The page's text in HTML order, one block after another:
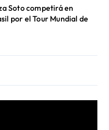
Soto competirá en
por el Tour Mundial de